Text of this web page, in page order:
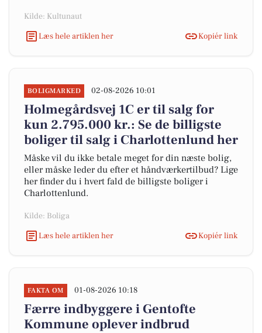
Kilde: Kultunaut
Læs hele artiklen her
Kopiér link
BOLIGMARKED 02-08-2026 10:01
Holmegårdsvej 1C er til salg for
kun 2.795.000 kr.: Se de billigste
boliger til salg i Charlottenlund her
Måske vil du ikke betale meget for din næste bolig,
eller måske leder du efter et håndværkertilbud? Lige
her finder du i hvert fald de billigste boliger i
Charlottenlund.
Kilde: Boliga
Læs hele artiklen her
Kopiér link
FAKTA OM 01-08-2026 10:18
Færre indbyggere i Gentofte
Kommune oplever indbrud